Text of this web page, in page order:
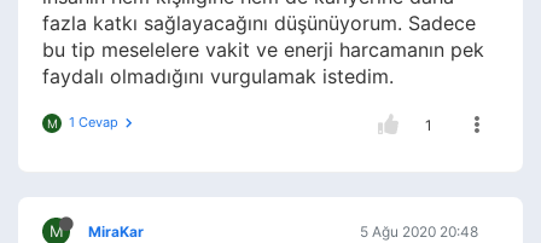
fazla katkı sağlayacağını düşünüyorum. Sadece
bu tip meselelere vakit ve enerji harcamanın pek
faydalı olmadığını vurgulamak istedim.
M 1 Cevap 1
M MiraKar 5 Ağu 2020 20:48